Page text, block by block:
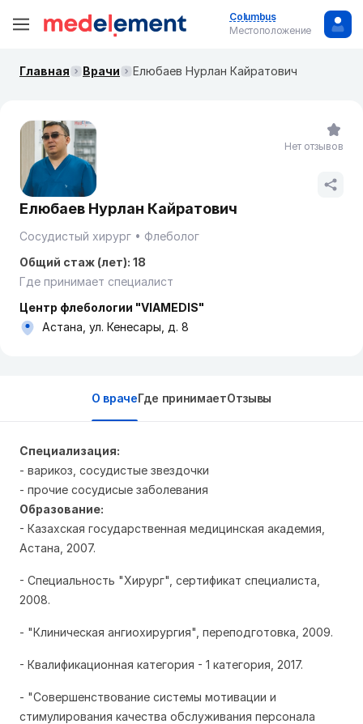
Columbus
Местоположение
Главная Врачи Елюбаев Нурлан Кайратович
Елюбаев Нурлан Кайратович
Сосудистый хирург
Флеболог
Общий стаж (лет): 18
Где принимает специалист
Центр флебологии "VIAMEDIS"
Астана, ул. ​Кенесары, д. 8
Нет отзывов
О врачеГде принимаетОтзывы
Специализация:
- варикоз, сосудистые звездочки
- прочие сосудисые заболевания
Образование:
- Казахская государственная медицинская академия,
Астана, 2007.
- Специальность "Хирург", сертификат специалиста,
2008.
- "Клиническая ангиохирургия", переподготовка, 2009.
- Квалификационная категория - 1 категория, 2017.
- "Совершенствование системы мотивации и
стимулирования качества обслуживания персонала